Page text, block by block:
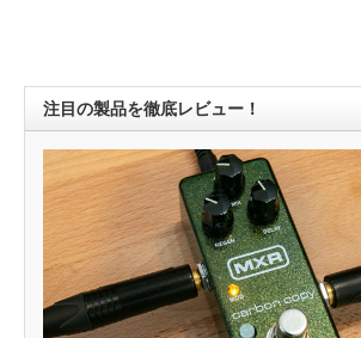
注目の製品を徹底レビュー！